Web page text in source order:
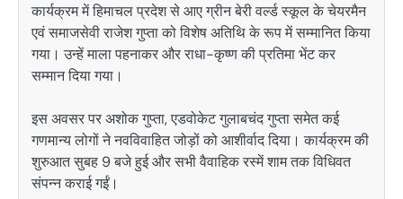
कार्यक्रम में हिमाचल प्रदेश से आए ग्रीन बेरी वर्ल्ड स्कूल के चेयरमैन
एवं समाजसेवीराजेश गुप्ताको विशेष अतिथि के रूप में सम्मानित किया
गया। उन्हें माला पहनाकर और राधा-कृष्ण की प्रतिमा भेंट कर
सम्मान दिया गया।
इस अवसर पर अशोक गुप्ता, एडवोकेट गुलाबचंद गुप्ता समेत कई
गणमान्य लोगों ने नवविवाहित जोड़ों को आशीर्वाद दिया। कार्यक्रम की
शुरुआत सुबह 9 बजे हुई और सभी वैवाहिक रस्में शाम तक विधिवत
संपन्न कराई गईं।